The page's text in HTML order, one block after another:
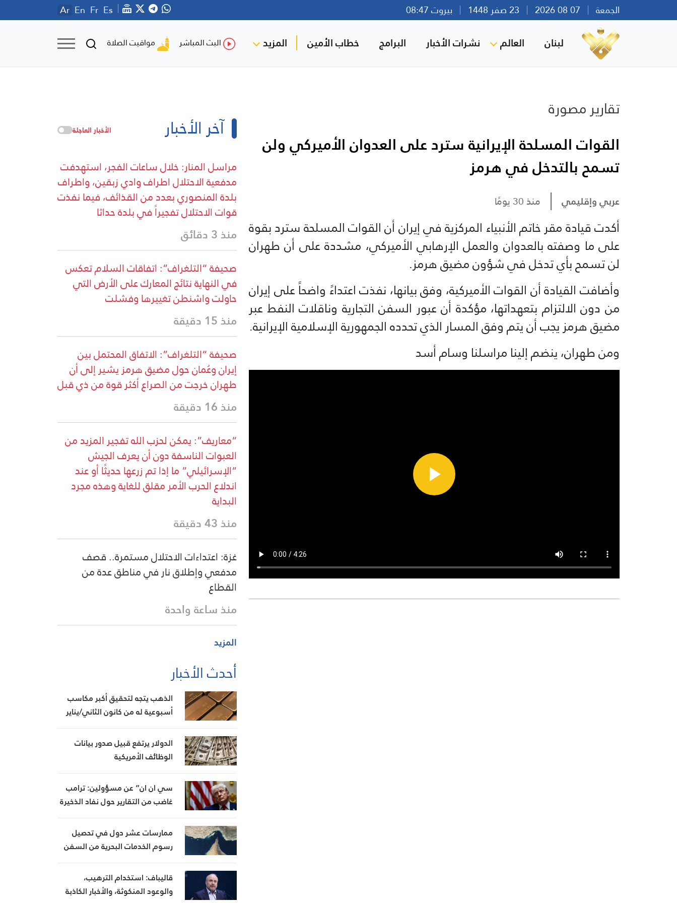
الجمعة بيروت 08:47 Ar En Fr Es
لبنان العالم نشرات الأخبار البرامج خطاب الأمين المزيد البث المباشر مواقيت الصلاة
تقارير مصورة
القوات المسلحة الإيرانية سترد على العدوان الأميركي ولن
تسمح بالتدخل في هرمز
عربي وإقليمي منذ 30 يومًا
أكدت قيادة مقر خاتم الأنبياء المركزية في إيران أن القوات المسلحة سترد بقوة
على ما وصفته بالعدوان والعمل الإرهابي الأميركي، مشددة على أن طهران
لن تسمح بأي تدخل في شؤون مضيق هرمز.
وأضافت القيادة أن القوات الأميركية، وفق بيانها، نفذت اعتداءً واضحاً على إيران
من دون الالتزام بتعهداتها، مؤكدة أن عبور السفن التجارية وناقلات النفط عبر
مضيق هرمز يجب أن يتم وفق المسار الذي تحدده الجمهورية الإسلامية الإيرانية.
ومن طهران، ينضم إلينا مراسلنا وسام أسد
آخر الأخبار الأخبار العاجلة
مراسل المنار: خلال ساعات الفجر، استهدفت
مدفعية الاحتلال اطراف وادي زبقين، واطراف
بلدة المنصوري بعدد من القذائف، فيما نفذت
قوات الاحتلال تفجيراً في بلدة حداثا
منذ 3 دقائق
صحيفة “التلغراف”: اتفاقات السلام تعكس
في النهاية نتائج المعارك على الأرض التي
حاولت واشنطن تغييرها وفشلت
منذ 15 دقيقة
صحيفة “التلغراف”: الاتفاق المحتمل بين
إيران وعُمان حول مضيق هرمز يشير إلى أن
طهران خرجت من الصراع أكثر قوة من ذي قبل
منذ 16 دقيقة
“معاريف”: يمكن لحزب الله تفجير المزيد من
العبوات الناسفة دون أن يعرف الجيش
“الإسرائيلي” ما إذا تم زرعها حديثًا أو عند
اندلاع الحرب الأمر مقلق للغاية وهذه مجرد
البداية
منذ 43 دقيقة
غزة: اعتداءات الاحتلال مستمرة.. قصف
مدفعي وإطلاق نار في مناطق عدة من
القطاع
منذ ساعة واحدة
المزيد
أحدث الأخبار
الذهب يتجه لتحقيق أكبر مكاسب
أسبوعية له من كانون الثاني/يناير
الدولار يرتفع قبيل صدور بيانات
الوظائف الأمريكية
سي ان ان” عن مسؤولين: ترامب
غاضب من التقارير حول نفاد الذخيرة
المفاوضات
ممارسات عشر دول في تحصيل
رسوم الخدمات البحرية من السفن
قاليباف: استخدام الترهيب،
والوعود المنكوثة، والأخبار الكاذبة